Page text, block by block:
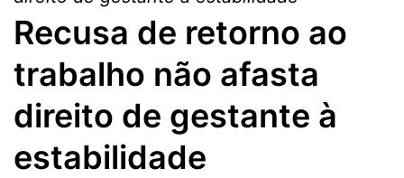
Recusa de retorno ao
trabalho não afasta
direito de gestante à
estabilidade